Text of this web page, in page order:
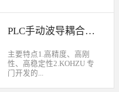
PLC手动波导耦合系统
主要特点1.高精度、高刚
性、高稳定性2.KOHZU 专
门开发的...